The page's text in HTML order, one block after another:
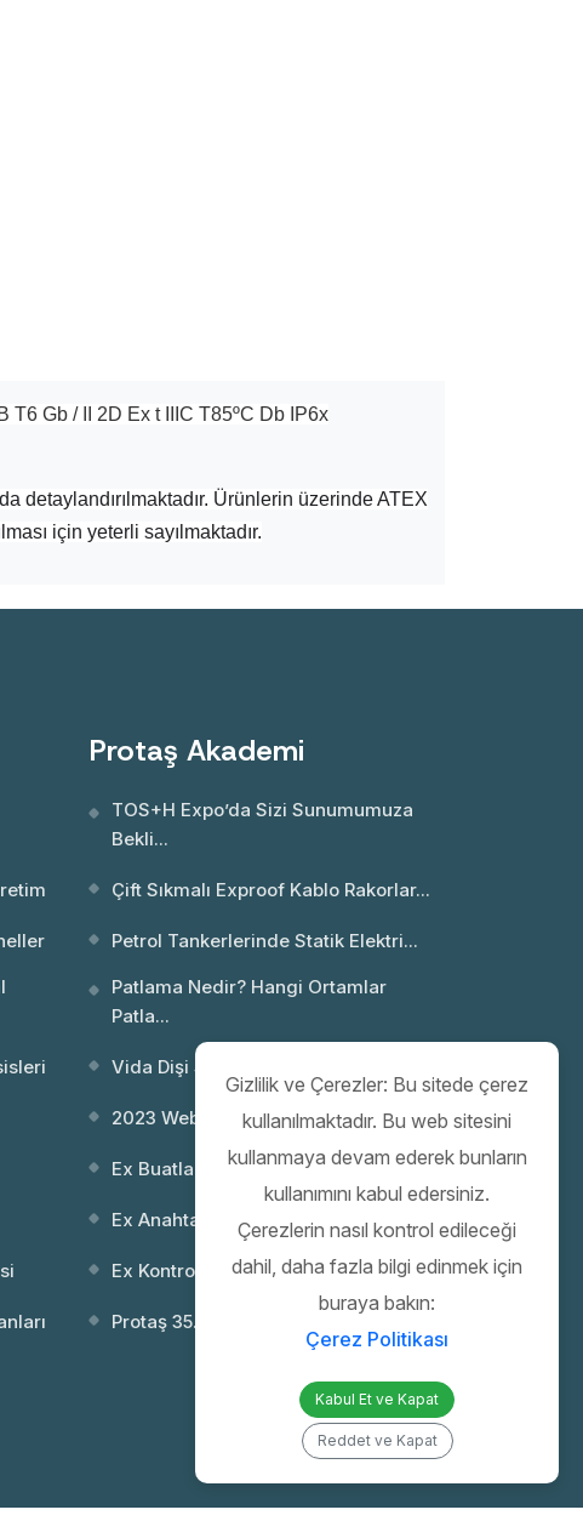
T6 Gb / II 2D Ex t IIIC T85ºC Db IP6x
detaylandırılmaktadır. Ürünlerin üzerinde ATEX
için yeterli sayılmaktadır.
Protaş Akademi
TOS+H Expo’da Sizi Sunumumuza
Bekli...
Çift Sıkmalı Exproof Kablo Rakorlar...
Petrol Tankerlerinde Statik Elektri...
Patlama Nedir? Hangi Ortamlar
Patla...
Vida Dişi Standartları; NPT ve Metr...
2023 Webinar 02: Patlayıcı Ortamlar...
Ex Buatlar
Ex Anahtarlar
Ex Kontrol (Kumanda) Kutuları
Protaş 35. Yıl Gala Gecesi
Gizlilik ve Çerezler: Bu sitede çerez
kullanılmaktadır. Bu web sitesini
kullanmaya devam ederek bunların
kullanımını kabul edersiniz.
Çerezlerin nasıl kontrol edileceği
dahil, daha fazla bilgi edinmek için
buraya bakın:
Çerez Politikası
Kabul Et ve Kapat
Reddet ve Kapat